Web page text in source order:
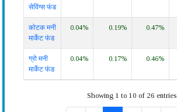
सेविंग्स फंड
कोटक मनी
मार्केट फंड
0.04% 0.19% 0.47%
ग्रो मनी
मार्केट फंड
0.04% 0.17% 0.46%
Showing 1 to 10 of 26 entries